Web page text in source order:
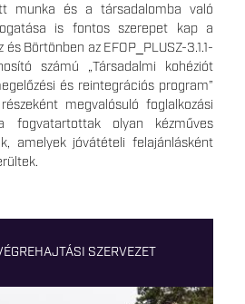
munka és a társadalomba való
is fontos szerepet kap a
Börtönben az EFOP_PLUSZ-3.1.1-
számú „Társadalmi kohéziót
és reintegrációs program”
megvalósuló foglalkozási
fogvatartottak olyan kézműves
amelyek jóvátételi felajánlásként
SZERVEZET